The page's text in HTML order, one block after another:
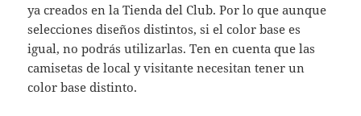
ya creados en la Tienda del Club. Por lo que aunque
selecciones diseños distintos, si el color base es
igual, no podrás utilizarlas. Ten en cuenta que las
camisetas de local y visitante necesitan tener un
color base distinto.